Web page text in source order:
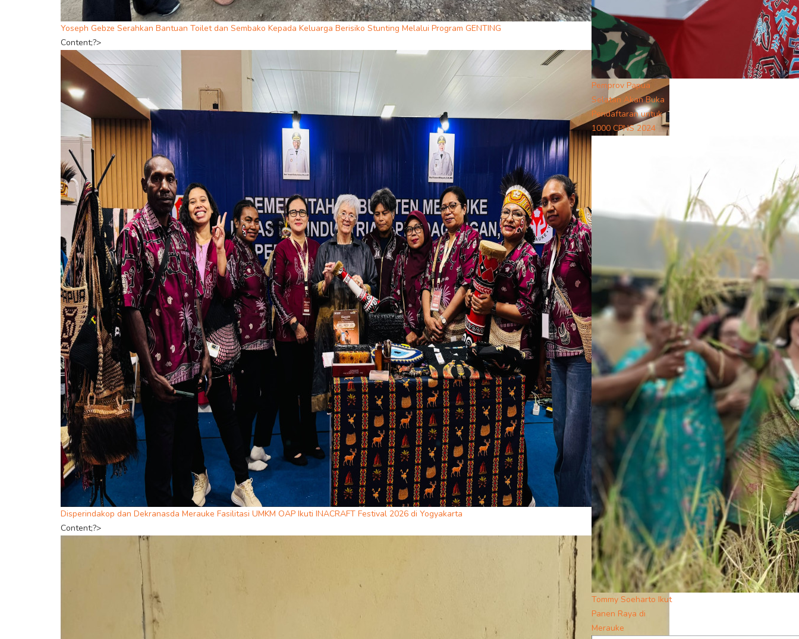
Yoseph Gebze Serahkan Bantuan Toilet dan Sembako Kepada Keluarga Berisiko Stunting Melalui Program GENTING
Content;?>
Disperindakop dan Dekranasda Merauke Fasilitasi UMKM OAP Ikuti INACRAFT Festival 2026 di Yogyakarta
Content;?>
Pemprov Papua
Selatan Akan Buka
Pendaftaran untuk
1000 CPNS 2024
Tommy Soeharto Ikut
Panen Raya di
Merauke